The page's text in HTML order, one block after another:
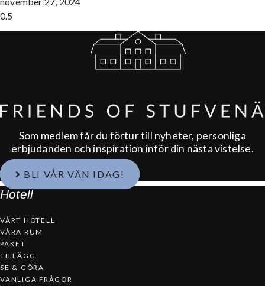
Som medlem får du förtur till nyheter, personliga
erbjudanden och inspiration inför din nästa vistelse.
BLI VÅR VÄN IDAG!
Hotell
VÅRT HOTELL
VÅRA RUM
PAKET
TILLÄGG
SE & GÖRA
VANLIGA FRÅGOR